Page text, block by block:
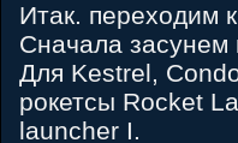
Итак. переходим
Сначала засунем
Для Kestrel,
рокетсы Rocket
launcher I.